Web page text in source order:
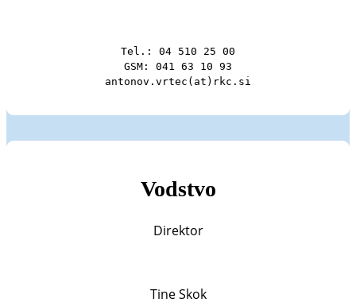
Tel.: 04 510 25 00
GSM: 041 63 10 93
antonov.vrtec(at)rkc.si
Vodstvo
Direktor
Tine Skok